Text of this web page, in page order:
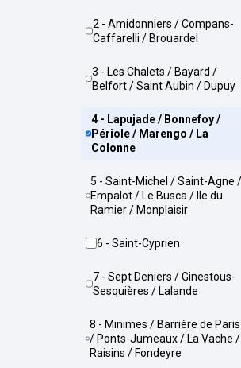
2 - Amidonniers / Compans-
Caffarelli / Brouardel
3 - Les Chalets / Bayard /
Belfort / Saint Aubin / Dupuy
4 - Lapujade / Bonnefoy /
Périole / Marengo / La
Colonne
5 - Saint-Michel / Saint-Agne /
Empalot / Le Busca / Ile du
Ramier / Monplaisir
6 - Saint-Cyprien
7 - Sept Deniers / Ginestous-
Sesquières / Lalande
8 - Minimes / Barrière de Paris
/ Ponts-Jumeaux / La Vache /
Raisins / Fondeyre